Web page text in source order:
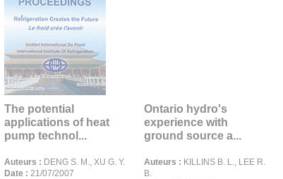
The potential
applications of heat
pump technol...
Auteurs : DENG S. M., XU G. Y.
Date : 21/07/2007
Ontario hydro's
experience with
ground source a...
Auteurs : KILLINS B. L., LEE R.
B.